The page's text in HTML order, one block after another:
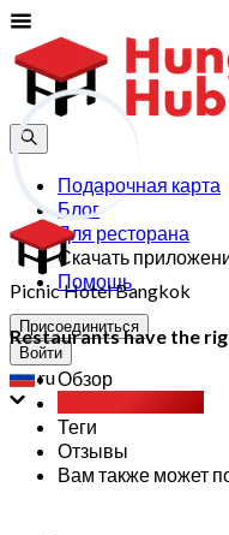
Подарочная карта
Блог
Для ресторана
Скачать
Помощь
Присоединиться
Войти
ru
Picnic Hotel Bangkok
Restaurants have the
Обзор
Теги
Отзывы
Вам также может